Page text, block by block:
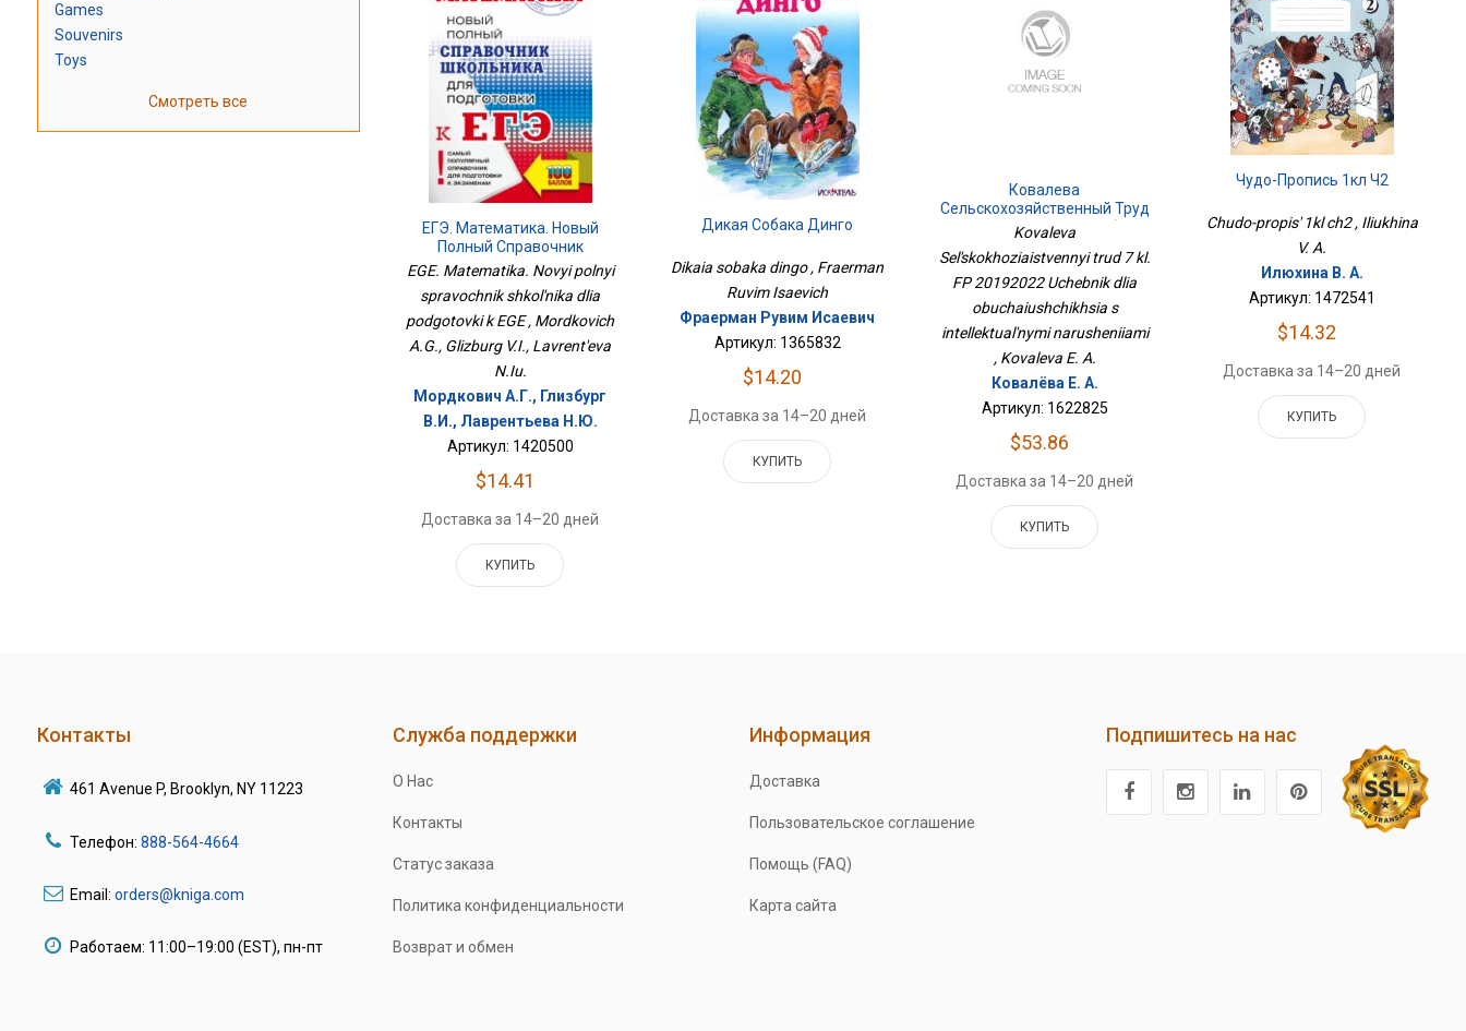
Games
Souvenirs
Toys
Смотреть все
ЕГЭ. Математика. Новый
Полный Справочник
Школьника Для Подготовки
EGE. Matematika. Novyi polnyi
spravochnik shkol'nika dlia
podgotovki k EGE , Mordkovich
A.G., Glizburg V.I., Lavrent'eva
N.Iu.
Мордкович А.Г., Глизбург
В.И., Лаврентьева Н.Ю.
Артикул: 1420500
$14.41
Доставка за 14–20 дней
КУПИТЬ
Дикая Собака Динго
Dikaia sobaka dingo , Fraerman
Ruvim Isaevich
Фраерман Рувим Исаевич
Артикул: 1365832
$14.20
Доставка за 14–20 дней
КУПИТЬ
Ковалева
Сельскохозяйственный Труд
7 Кл. ФП 20192022 Учебник
Интеллектуальными
Нарушениями
Kovaleva
Sel'skokhoziaistvennyi trud 7 kl.
FP 20192022 Uchebnik dlia
obuchaiushchikhsia s
intellektual'nymi narusheniiami
, Kovaleva E. A.
Ковалёва Е. А.
Артикул: 1622825
$53.86
Доставка за 14–20 дней
КУПИТЬ
Чудо-Пропись 1кл Ч2
Chudo-propis' 1kl ch2 , Iliukhina
V. A.
Илюхина В. А.
Артикул: 1472541
$14.32
Доставка за 14–20 дней
КУПИТЬ
Контакты
461 Avenue P, Brooklyn, NY 11223
Телефон: 888-564-4664
Email: orders@kniga.com
Работаем: 11:00–19:00 (EST), пн-пт
Служба поддержки
О Нас
Контакты
Статус заказа
Политика конфиденциальности
Возврат и обмен
Информация
Доставка
Пользовательское соглашение
Помощь (FAQ)
Карта сайта
Подпишитесь на нас